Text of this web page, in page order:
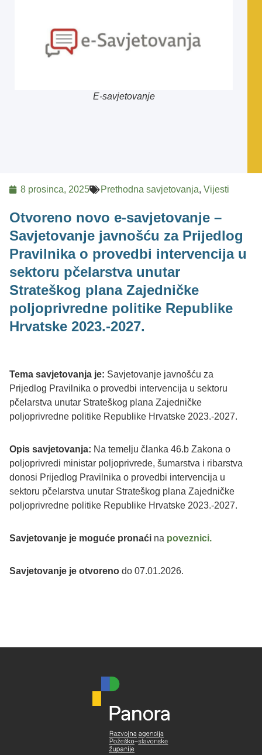
E-savjetovanje
8 prosinca, 2025 Prethodna savjetovanja, Vijesti
Otvoreno novo e-savjetovanje –
Savjetovanje javnošću za Prijedlog
Pravilnika o provedbi intervencija u
sektoru pčelarstva unutar
Strateškog plana Zajedničke
poljoprivredne politike Republike
Hrvatske 2023.-2027.
Tema savjetovanja je: Savjetovanje javnošću za
Prijedlog Pravilnika o provedbi intervencija u sektoru
pčelarstva unutar Strateškog plana Zajedničke
poljoprivredne politike Republike Hrvatske 2023.-2027.
Opis savjetovanja: Na temelju članka 46.b Zakona o
poljoprivredi ministar poljoprivrede, šumarstva i ribarstva
donosi Prijedlog Pravilnika o provedbi intervencija u
sektoru pčelarstva unutar Strateškog plana Zajedničke
poljoprivredne politike Republike Hrvatske 2023.-2027.
Savjetovanje je moguće pronaći na poveznici.
Savjetovanje je otvoreno do 07.01.2026.